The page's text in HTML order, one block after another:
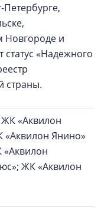
Новгороде и
«Надежного
страны.
ЖК «Аквилон
Янино»
ЖК «Аквилон